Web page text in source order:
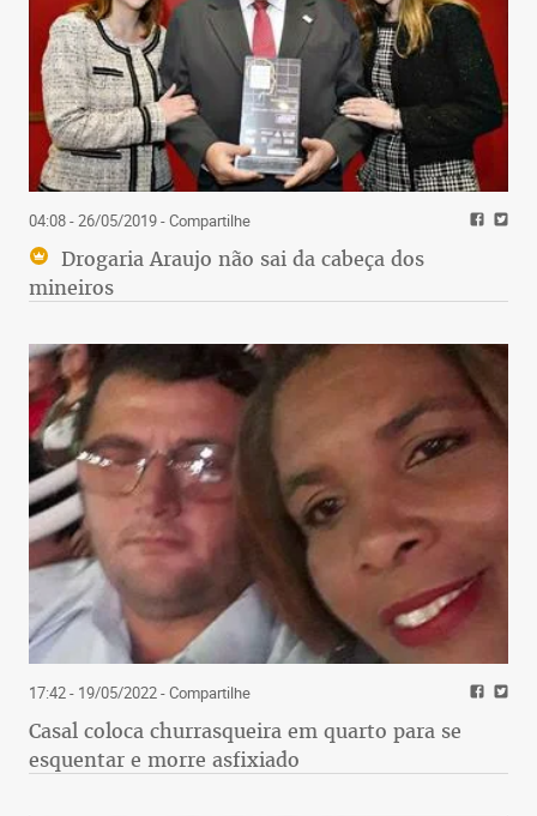
04:08 - 26/05/2019- Compartilhe
Drogaria Araujo não sai da cabeça dos
mineiros
17:42 - 19/05/2022- Compartilhe
Casal coloca churrasqueira em quarto para se
esquentar e morre asfixiado